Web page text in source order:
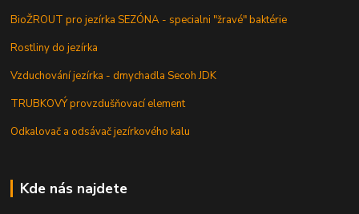
BioŽROUT pro jezírka SEZÓNA - specialni "žravé" baktérie
Rostliny do jezírka
Vzduchování jezírka - dmychadla Secoh JDK
TRUBKOVÝ provzdušňovací element
Odkalovač a odsávač jezírkového kalu
Kde nás najdete